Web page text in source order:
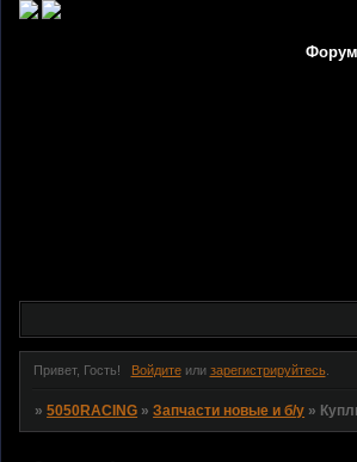
Форум
Привет, Гость! Войдитеили зарегистрируйтесь.
»5050RACING »Запчасти новые и б/у »